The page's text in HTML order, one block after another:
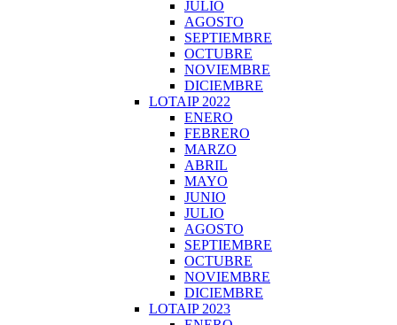
JULIO
AGOSTO
SEPTIEMBRE
OCTUBRE
NOVIEMBRE
DICIEMBRE
LOTAIP 2022
ENERO
FEBRERO
MARZO
ABRIL
MAYO
JUNIO
JULIO
AGOSTO
SEPTIEMBRE
OCTUBRE
NOVIEMBRE
DICIEMBRE
LOTAIP 2023